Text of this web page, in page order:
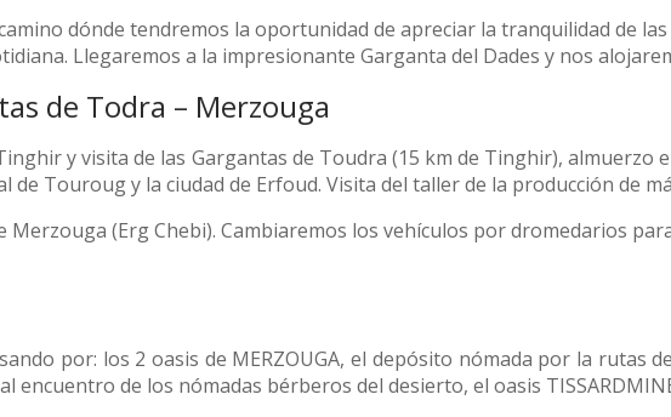
dónde tendremos la oportunidad de apreciar la tranquilidad de
Llegaremos a la impresionante Garganta del Dades y nos
de Todra – Merzouga
y visita de las Gargantas de Toudra (15 km de Tinghir), almuerzo
Touroug y la ciudad de Erfoud. Visita del taller de la producción de
(Erg Chebi). Cambiaremos los vehículos por dromedarios
por: los 2 oasis de MERZOUGA, el depósito nómada por la rutas
de los nómadas bérberos del desierto, el oasis